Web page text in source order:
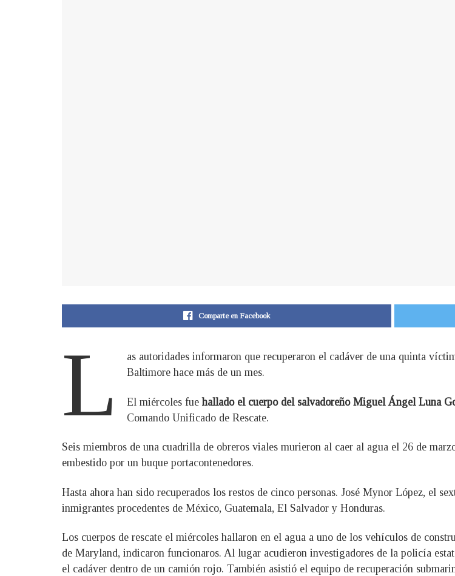
Comparte en Facebook
L
as autoridades informaron que recuperaron el cadáver de una quinta
Baltimore hace más de un mes.
El miércoles fuehallado el cuerpo del salvadoreño Miguel Ángel Luna
Comando Unificado de Rescate.
Seis miembros de una cuadrilla de obreros viales murieron al caer al agua el 26 de
embestido por un buque portacontenedores.
Hasta ahora han sido recuperados los restos de cinco personas. José Mynor López, el
inmigrantes procedentes de México, Guatemala, El Salvador y Honduras.
Los cuerpos de rescate el miércoles hallaron en el agua a uno de los vehículos de
de Maryland, indicaron funcionaros. Al lugar acudieron investigadores de la policía
el cadáver dentro de un camión rojo. También asistió el equipo de recuperación